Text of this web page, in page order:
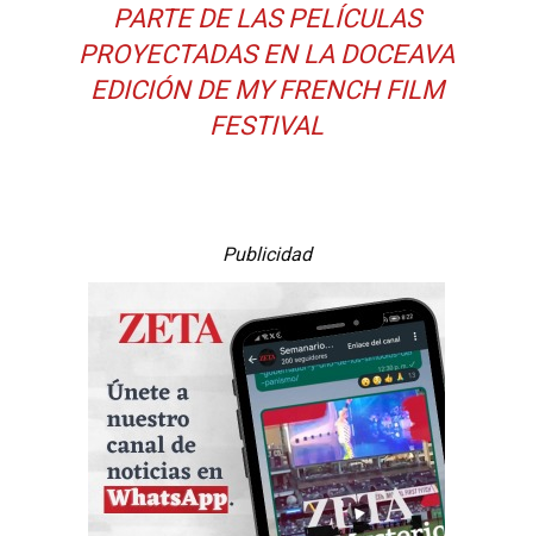
PARTE DE LAS PELÍCULAS
PROYECTADAS EN LA DOCEAVA
EDICIÓN DE MY FRENCH FILM
FESTIVAL
Publicidad